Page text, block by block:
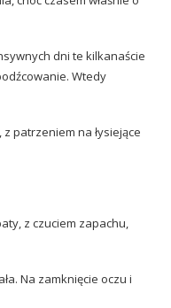
dni te kilkanaście
Wtedy
patrzeniem na łysiejące
z czuciem zapachu,
Na zamknięcie oczu i